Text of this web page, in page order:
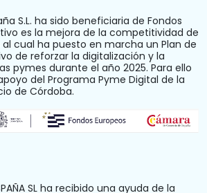
S.L. ha sido beneficiaria de Fondos
es la mejora de la competitividad de
al cual ha puesto en marcha un Plan de
de reforzar la digitalización y la
pymes durante el año 2025. Para ello
del Programa Pyme Digital de la
de Córdoba.
SL ha recibido una ayuda de la